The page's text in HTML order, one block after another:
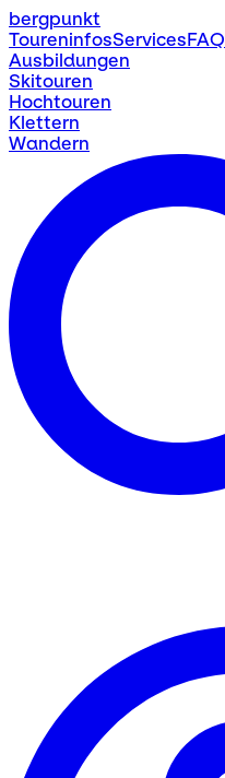
bergpunkt
ToureninfosServicesFAQ
Ausbildungen
Skitouren
Hochtouren
Klettern
Wandern